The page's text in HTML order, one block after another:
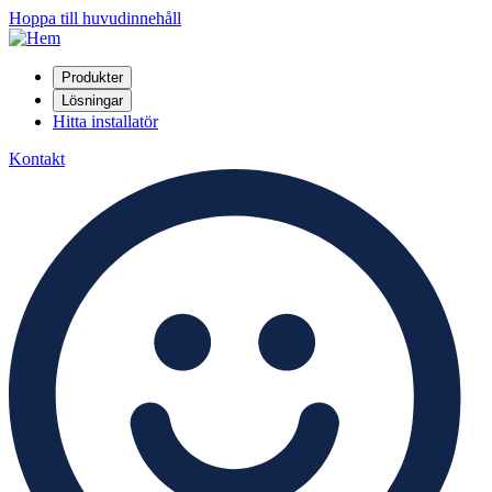
Hoppa till huvudinnehåll
Produkter
Lösningar
Hitta installatör
Kontakt